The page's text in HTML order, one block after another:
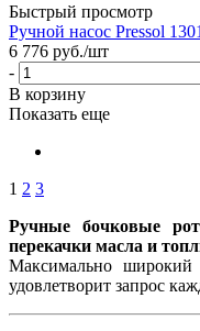
Быстрый просмотр
Ручной насос Pressol
6 776 руб./шт
-
В корзину
Показать еще
1 2 3
Ручные бочковые
перекачки масла и
Максимально широкий
удовлетворит запрос